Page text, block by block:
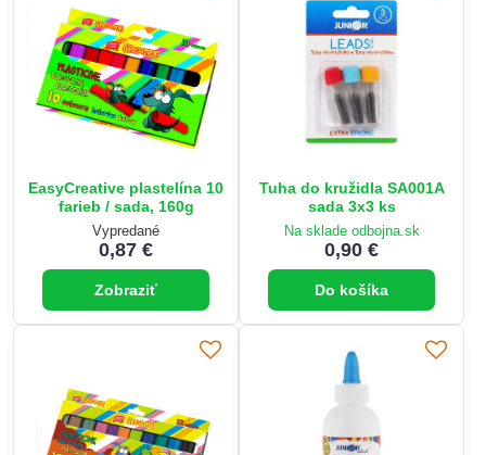
EasyCreative plastelína 10
farieb / sada, 160g
Vypredané
0,87 €
Zobraziť
Tuha do kružidla SA001A
sada 3x3 ks
Na sklade odbojna.sk
0,90 €
Do košíka